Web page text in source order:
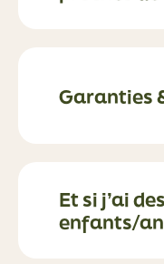
Garanties
Et si j’ai des
enfants/